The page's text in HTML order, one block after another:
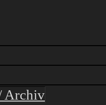
Archiv